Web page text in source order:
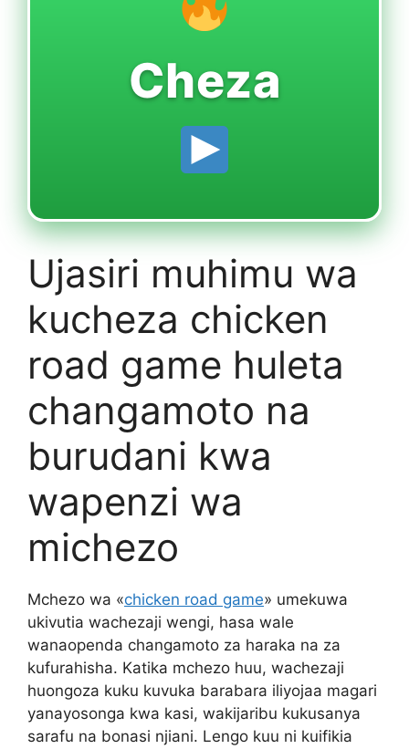
Cheza
Ujasiri muhimu wa
kucheza chicken
road game huleta
changamoto na
burudani kwa
wapenzi wa
michezo
Mchezo wa «chicken road game» umekuwa
ukivutia wachezaji wengi, hasa wale
wanaopenda changamoto za haraka na za
kufurahisha. Katika mchezo huu, wachezaji
huongoza kuku kuvuka barabara iliyojaa magari
yanayosonga kwa kasi, wakijaribu kukusanya
sarafu na bonasi njiani. Lengo kuu ni kuifikia